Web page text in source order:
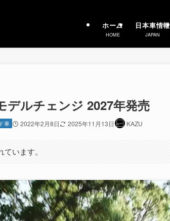
ホーム
HOME
日本車情報
JAPAN
ルチェンジ 2027年発売
車 2022年2月8日 2025年11月13日 KAZU
います。